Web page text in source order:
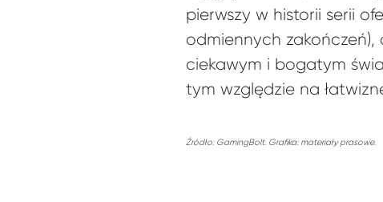
pierwszy w historii serii
odmiennych
ciekawym i bogatym
tym względzie na
Źródło: GamingBolt. Grafika: materiały prasowe.